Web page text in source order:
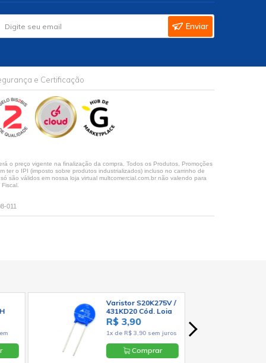
Enviar
e Certificação
o preço vigente na finalização da compra. Todos os Produtos, Promoções
ter o IPI (imposto sobre produtos industrializados) incluso no carrinho de
são válidos em nossa loja virtual multcomercial.com.br não valendo para
011
Varistor S20K275V /
431KD20 Cód. Loja
1371
R$ 3,90
1x de R$ 3,90 sem juros
Comprar